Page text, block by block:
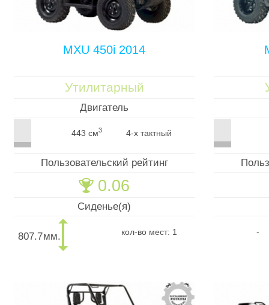
MXU 450i 2014
Утилитарный
Двигатель
443 см3 4-х тактный
Пользовательский рейтинг
🏆 0.06
Сиденье(я)
807.7мм. кол-во мест: 1 -